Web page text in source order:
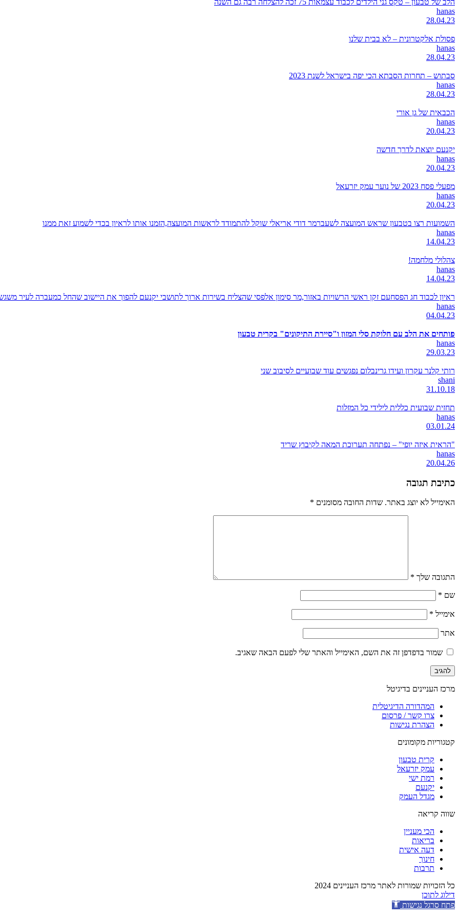
הלב של טבעון – טקס גני הילדים לכבוד עצמאות 75 זכה להצלחה רבה גם השנה
hanas
28.04.23
פסולת אלקטרונית – לא בבית שלנו
hanas
28.04.23
סבתוש – תחרות הסבתא הכי יפה בישראל לשנת 2023
hanas
28.04.23
הכבאית של גן אורי
hanas
20.04.23
יקנעם יוצאת לדרך חדשה
hanas
20.04.23
מפעלי פסח 2023 של נוער עמק יזרעאל
hanas
20.04.23
השמועות רצו בטבעון שראש המועצה לשעברמר דודי אריאלי שוקל להתמודד לראשות המועצה,הזמנו אותו לראיון בכדי לשמוע זאת ממנו
hanas
14.04.23
צהלולי מלחמה!
hanas
14.04.23
ראיון לכבוד חג הפסחעם זקן ראשי הרשויות באזור,מר סימון אלפסי שהצליח בשירות ארוך לתושבי יקנעם להפוך את היישוב שהחל כמעברה לעיר
hanas
04.04.23
פותחים את הלב עם חלוקת סלי המזון ו"סיירת התיקונים" בקרית טבעון
hanas
29.03.23
רותי קלנר עקרון ועידו גרינבלום נפגשים עוד שבועיים לסיבוב שני
shani
31.10.18
תחזית שבועית כללית לילידי כל המזלות
hanas
03.01.24
"הראית איזה יופי" – נפתחה תערוכת המאה לקיבוץ שריד
hanas
20.04.26
כתיבת תגובה
האימייל לא יוצג באתר. שדות החובה מסומנים *
התגובה שלך *
שם *
אימייל *
אתר
שמור בדפדפן זה את השם, האימייל והאתר שלי לפעם הבאה שאגיב.
מרכז העניינים בדיגיטל
המהדורה הדיגיטלית
צרו קשר / פרסום
הצהרת נגישות
קטגוריות מקומונים
קרית טבעון
עמק יזרעאל
רמת ישי
יקנעם
מגדל העמק
שווה קריאה
הכי מעניין
בריאות
דעה אישית
חינוך
תרבות
כל הזכויות שמורות לאתר מרכז העניינים 2024
דילוג לתוכן
פתח סרגל נגישות